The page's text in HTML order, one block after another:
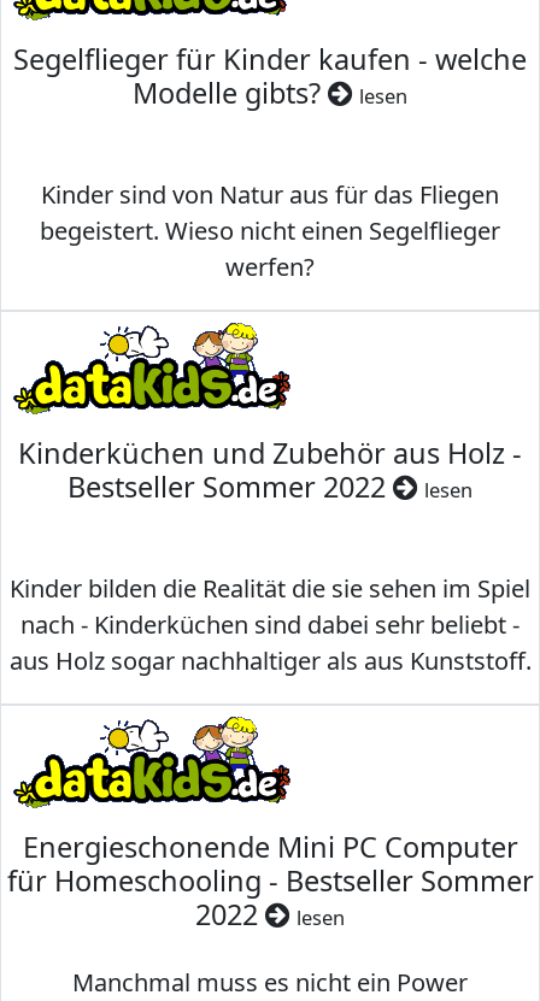
Segelflieger für Kinder kaufen - welche
Modelle gibts?
lesen
Kinder sind von Natur aus für das Fliegen
begeistert. Wieso nicht einen Segelflieger
werfen?
Kinderküchen und Zubehör aus Holz -
Bestseller Sommer 2022
lesen
Kinder bilden die Realität die sie sehen im Spiel
nach - Kinderküchen sind dabei sehr beliebt -
aus Holz sogar nachhaltiger als aus Kunststoff.
Energieschonende Mini PC Computer
für Homeschooling - Bestseller Sommer
2022
lesen
Manchmal muss es nicht ein Power